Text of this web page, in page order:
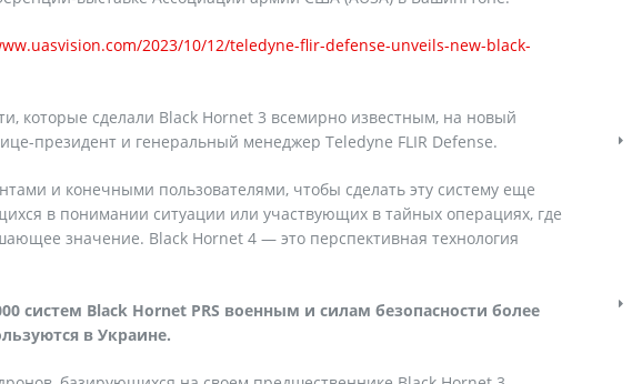
2023/10/12/teledyne-flir-defense-unveils-new-black-
которые сделали Black Hornet 3 всемирно известным, на новый
президент и генеральный менеджер Teledyne FLIR Defense.
и конечными пользователями, чтобы сделать эту систему еще
в понимании ситуации или участвующих в тайных операциях, где
значение. Black Hornet 4 — это перспективная технология
систем Black Hornet PRS военным и силам безопасности более
в Украине.